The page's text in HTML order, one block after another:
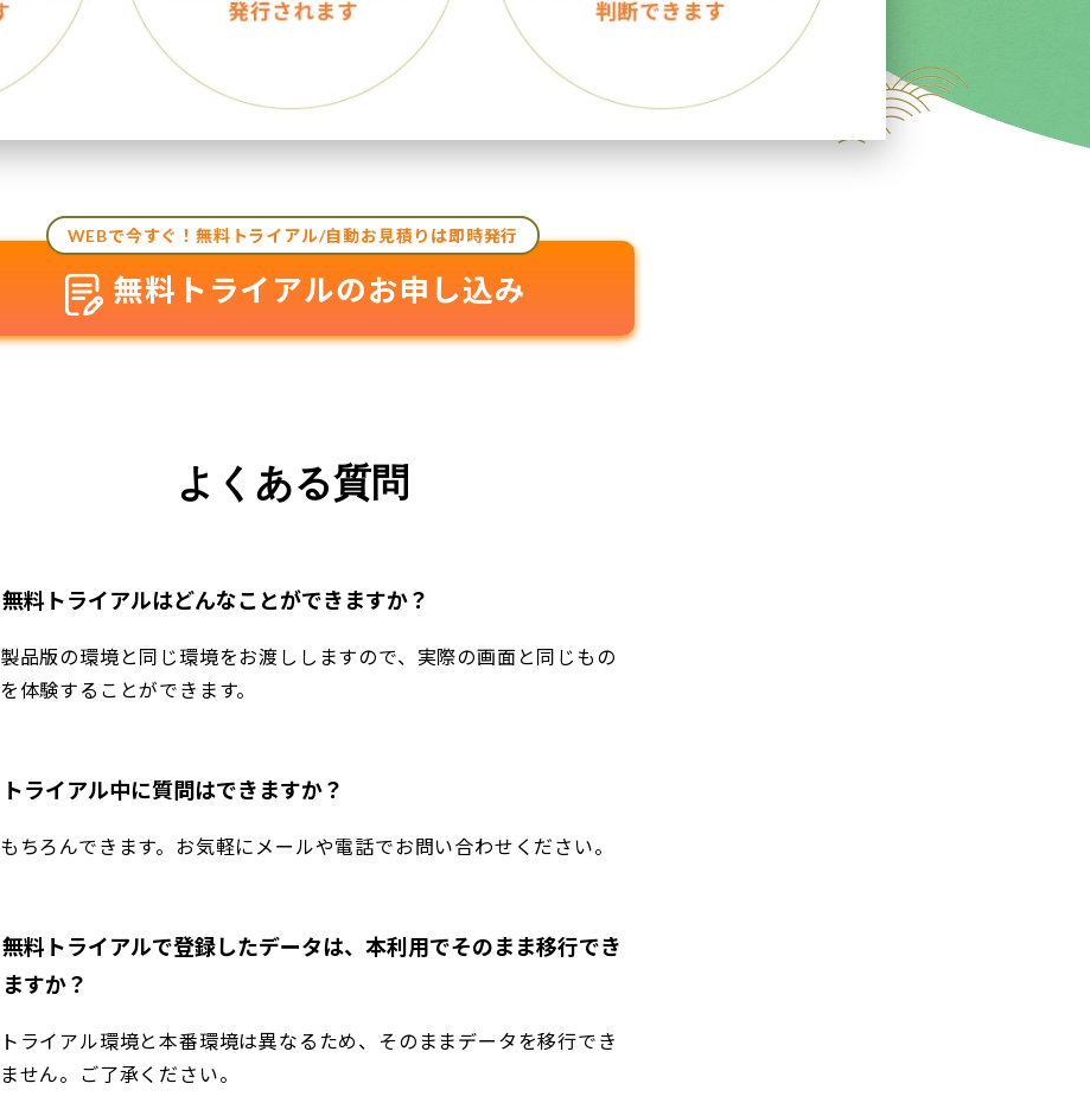
WEBで今すぐ！無料トライアル/自動お見積りは即時発行
無料トライアルのお申し込み
よくある質問
無料トライアルはどんなことができますか？
製品版の環境と同じ環境をお渡ししますので、実際の画面と同じもの
を体験することができます。
トライアル中に質問はできますか？
もちろんできます。お気軽にメールや電話でお問い合わせください。
無料トライアルで登録したデータは、本利用でそのまま移行でき
ますか？
トライアル環境と本番環境は異なるため、そのままデータを移行でき
ません。ご了承ください。